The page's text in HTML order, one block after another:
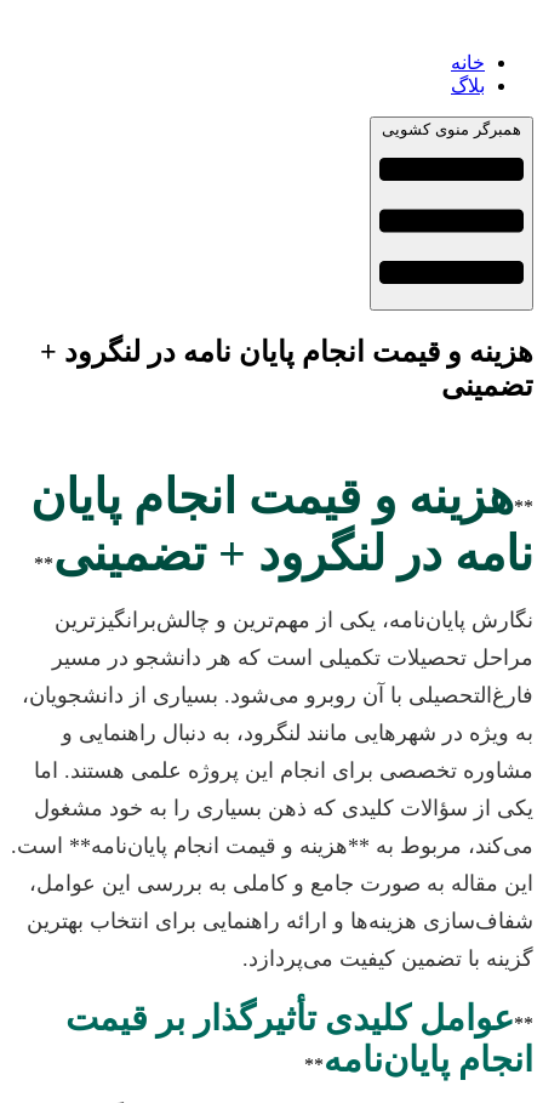
خانه
بلاگ
همبرگر منوی کشویی
هزینه و قیمت انجام پایان نامه در لنگرود +
تضمینی
**هزینه و قیمت انجام پایان
نامه در لنگرود + تضمینی**
نگارش پایان‌نامه، یکی از مهم‌ترین و چالش‌برانگیزترین
مراحل تحصیلات تکمیلی است که هر دانشجو در مسیر
فارغ‌التحصیلی با آن روبرو می‌شود. بسیاری از دانشجویان،
به ویژه در شهرهایی مانند لنگرود، به دنبال راهنمایی و
مشاوره تخصصی برای انجام این پروژه علمی هستند. اما
یکی از سؤالات کلیدی که ذهن بسیاری را به خود مشغول
می‌کند، مربوط به **هزینه و قیمت انجام پایان‌نامه** است.
این مقاله به صورت جامع و کاملی به بررسی این عوامل،
شفاف‌سازی هزینه‌ها و ارائه راهنمایی برای انتخاب بهترین
گزینه با تضمین کیفیت می‌پردازد.
**عوامل کلیدی تأثیرگذار بر قیمت
انجام پایان‌نامه**